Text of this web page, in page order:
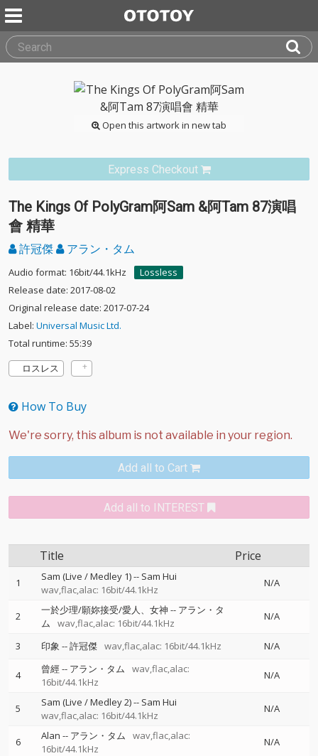
Open this artwork in new tab
Express Checkout
The Kings Of PolyGram阿Sam &阿Tam 87演唱
會 精華
許冠傑 アラン・タム
Audio format: 16bit/44.1kHz
Lossless
Release date: 2017-08-02
Original release date: 2017-07-24
Label: Universal Music Ltd.
Total runtime: 55:39
ロスレス
How To Buy
Add all to Cart
Add all to INTEREST
Title Price
1 Sam (Live / Medley 1)-- Sam Hui
wav,flac,alac: 16bit/44.1kHz
N/A
2 一於少理/願妳接受/愛人、女神 -- アラン・タ
ム
wav,flac,alac: 16bit/44.1kHz
N/A
3 印象 --許冠傑 wav,flac,alac: 16bit/44.1kHz N/A
4 曾經-- アラン・タム
wav,flac,alac:
16bit/44.1kHz
N/A
5 Sam (Live / Medley 2)-- Sam Hui
wav,flac,alac: 16bit/44.1kHz
N/A
6 Alan -- アラン・タム
wav,flac,alac:
16bit/44.1kHz
N/A